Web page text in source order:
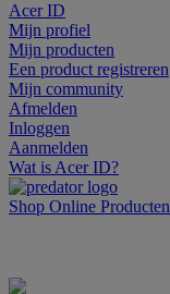
Acer ID
Mijn profiel
Mijn producten
Een product registreren
Mijn community
Afmelden
Inloggen
Aanmelden
Wat is Acer ID?
Shop Online Producten